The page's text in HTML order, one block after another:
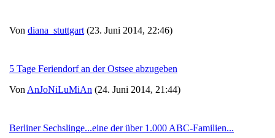
Von diana_stuttgart (23. Juni 2014, 22:46)
5 Tage Feriendorf an der Ostsee abzugeben
Von AnJoNiLuMiAn (24. Juni 2014, 21:44)
Berliner Sechslinge...eine der über 1.000 ABC-Familien...